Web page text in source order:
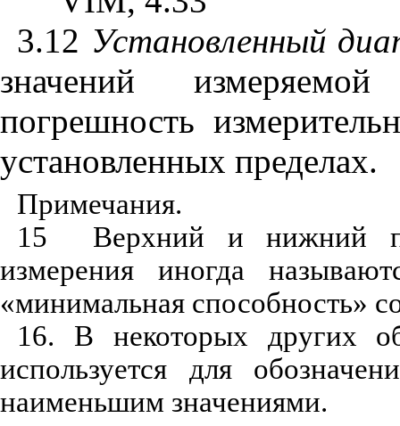
3.12 Установленный
значений
погрешность
установленных пределах.
Примечания.
15
Верхний и нижний
измерения иногда
«минимальная способность»
16.
В некоторых других
используется для
наименьшим значениями.